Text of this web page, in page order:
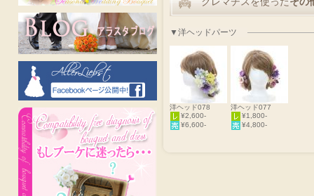
▼洋ヘッドパーツ
洋ヘッド078
¥2,600-
¥6,600-
洋ヘッド077
¥1,800-
¥4,800-